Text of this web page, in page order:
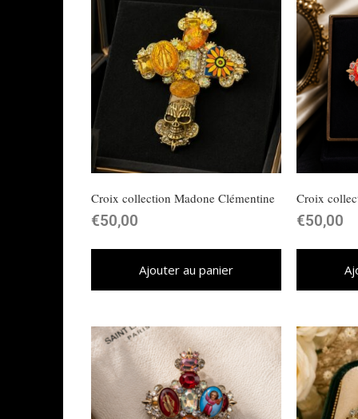
Croix collection Madone Clémentine
€50,00
Ajouter au panier
Croix
€50,00